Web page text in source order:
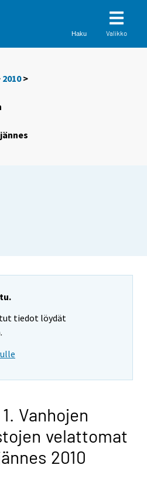
Haku Valikko
2010>
tiedot löydät
Vanhojen
velattomat
2010